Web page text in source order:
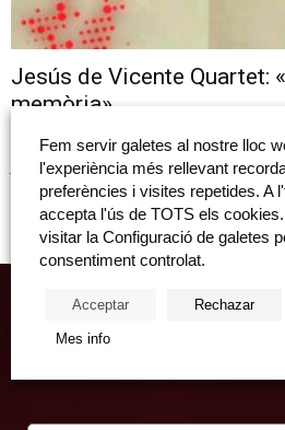
Jesús de Vicente Quartet:
memòria»
Cicle “Els imprescindibles de San
Jesús de Vicente Quartet: "La Llum de la
Sala...
Fem servir galetes al nostre lloc
l'experiència més rellevant
preferències i visites repetides. A
accepta l'ús de TOTS els
visitar la Configuració de galetes
consentiment controlat.
Acceptar Rechazar
Mes info